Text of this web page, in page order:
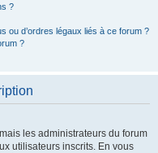
?
ou d’ordres légaux liés à ce forum ?
?
les administrateurs du forum
utilisateurs inscrits. En vous